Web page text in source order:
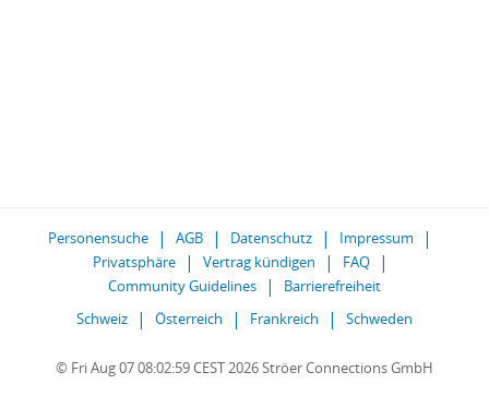
Personensuche AGB Datenschutz
Impressum
Privatsphäre
Vertrag kündigen
FAQ
Community Guidelines
Barrierefreiheit
Schweiz
Österreich Frankreich Schweden
© Fri Aug 07 08:02:59 CEST 2026 Ströer Connections GmbH